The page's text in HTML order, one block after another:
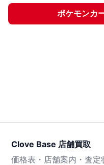
ポケモンカ
Clove Base 店舗買取
価格表・店舗案内・査定